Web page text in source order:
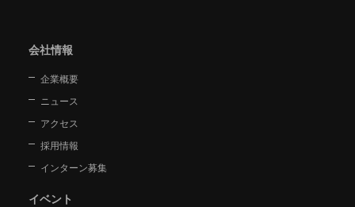
会社情報
企業概要
ニュース
アクセス
採用情報
インターン募集
イベント